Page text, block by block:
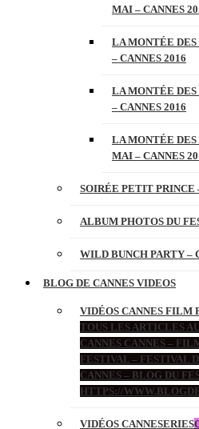
MAI – CANNES
LA MONTÉE
– CANNES 2016
LA MONTÉE
– CANNES 2016
LA MONTÉE
MAI – CANNES
SOIRÉE PETIT PRINCE
ALBUM PHOTOS DU
WILD BUNCH PARTY –
BLOG DE CANNES VIDEOS
VIDÉOS CANNES FILM
TOUS LES ARTICLES
CANNES CANNES –
FESTIVAL – FESTIVAL
CANNES – BLOG DU
HTTPS://
VIDÉOS CANNESERIES